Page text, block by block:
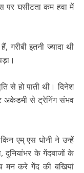
पर घसीटता कम हवा में
गरीबी इतनी ज्यादा थी
से हो पाती थी। दिनेश
अकेडमी से ट्रेनिंग संभव
एम् एस धोनी ने उन्हें
के गेंदबाजों के
मन करे गेंद की बखियां